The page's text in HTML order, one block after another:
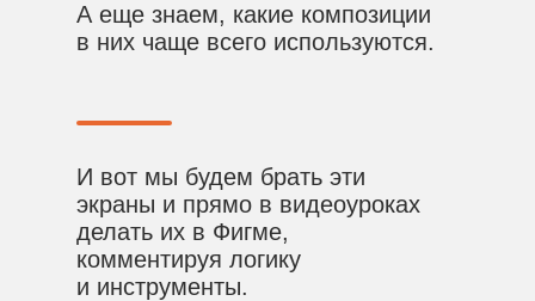
А еще знаем, какие композиции
в них чаще всего используются.
И вот мы будем брать эти
экраны и прямо в видеоуроках
делать их в Фигме,
комментируя логику
и инструменты.